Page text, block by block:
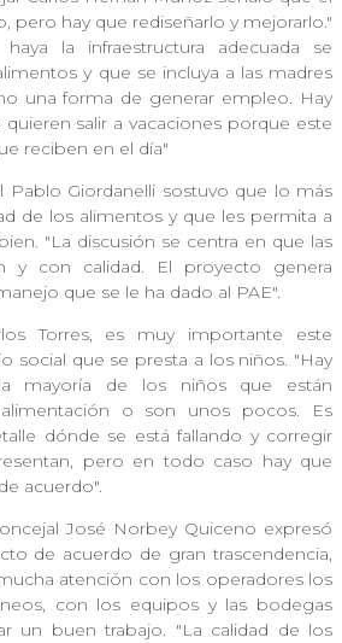
pero hay que rediseñarlo y mejorarlo."
la infraestructura adecuada se
y que se incluya a las madres
una forma de generar empleo. Hay
salir a vacaciones porque este
reciben en el día"
Pablo Giordanelli sostuvo que lo más
de los alimentos y que les permita a
"La discusión se centra en que las
y con calidad. El proyecto genera
que se le ha dado al PAE".
Torres, es muy importante este
social que se presta a los niños. "Hay
mayoría de los niños que están
o son unos pocos. Es
dónde se está fallando y corregir
pero en todo caso hay que
acuerdo".
José Norbey Quiceno expresó
de acuerdo de gran trascendencia,
atención con los operadores los
con los equipos y las bodegas
un buen trabajo. "La calidad de los